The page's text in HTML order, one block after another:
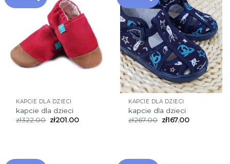
KAPCIE DLA DZIECI
kapcie dla dzieci
zł322.00 zł201.00
KAPCIE DLA DZIECI
kapcie dla dzieci
zł267.00 zł167.00